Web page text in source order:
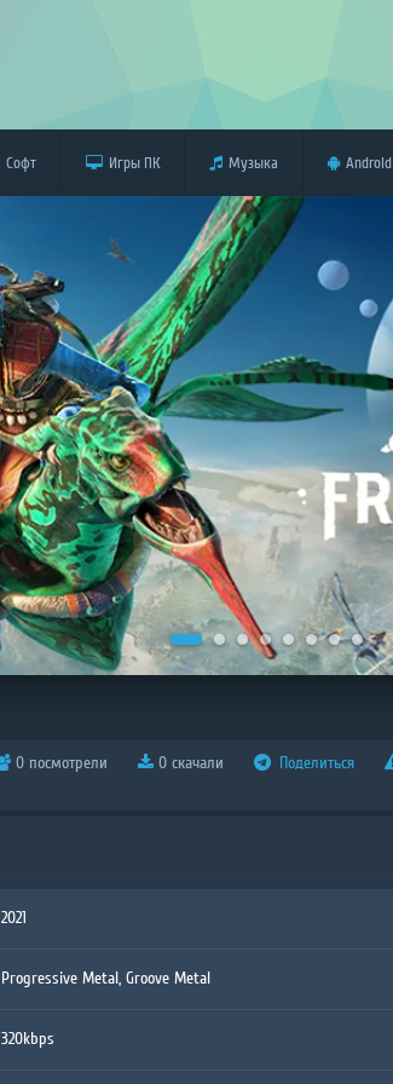
Софт Игры ПК Музыка Android
0 посмотрели 0 скачали Поделиться
2021
Progressive Metal, Groove Metal
320kbps